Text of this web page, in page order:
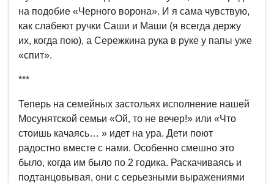
на подобие «Черного ворона». И я сама чувствую,
как слабеют ручки Саши и Маши (я всегда держу
их, когда пою), а Сережкина рука в руке у папы уже
«спит».
***
Теперь на семейных застольях исполнение нашей
Мосунятской семьи «Ой, то не вечер!» или «Что
стоишь качаясь… » идет на ура. Дети поют
радостно вместе с нами. Особенно смешно это
было, когда им было по 2 годика. Раскачиваясь и
подтанцовывая, они с серьезными выражениями